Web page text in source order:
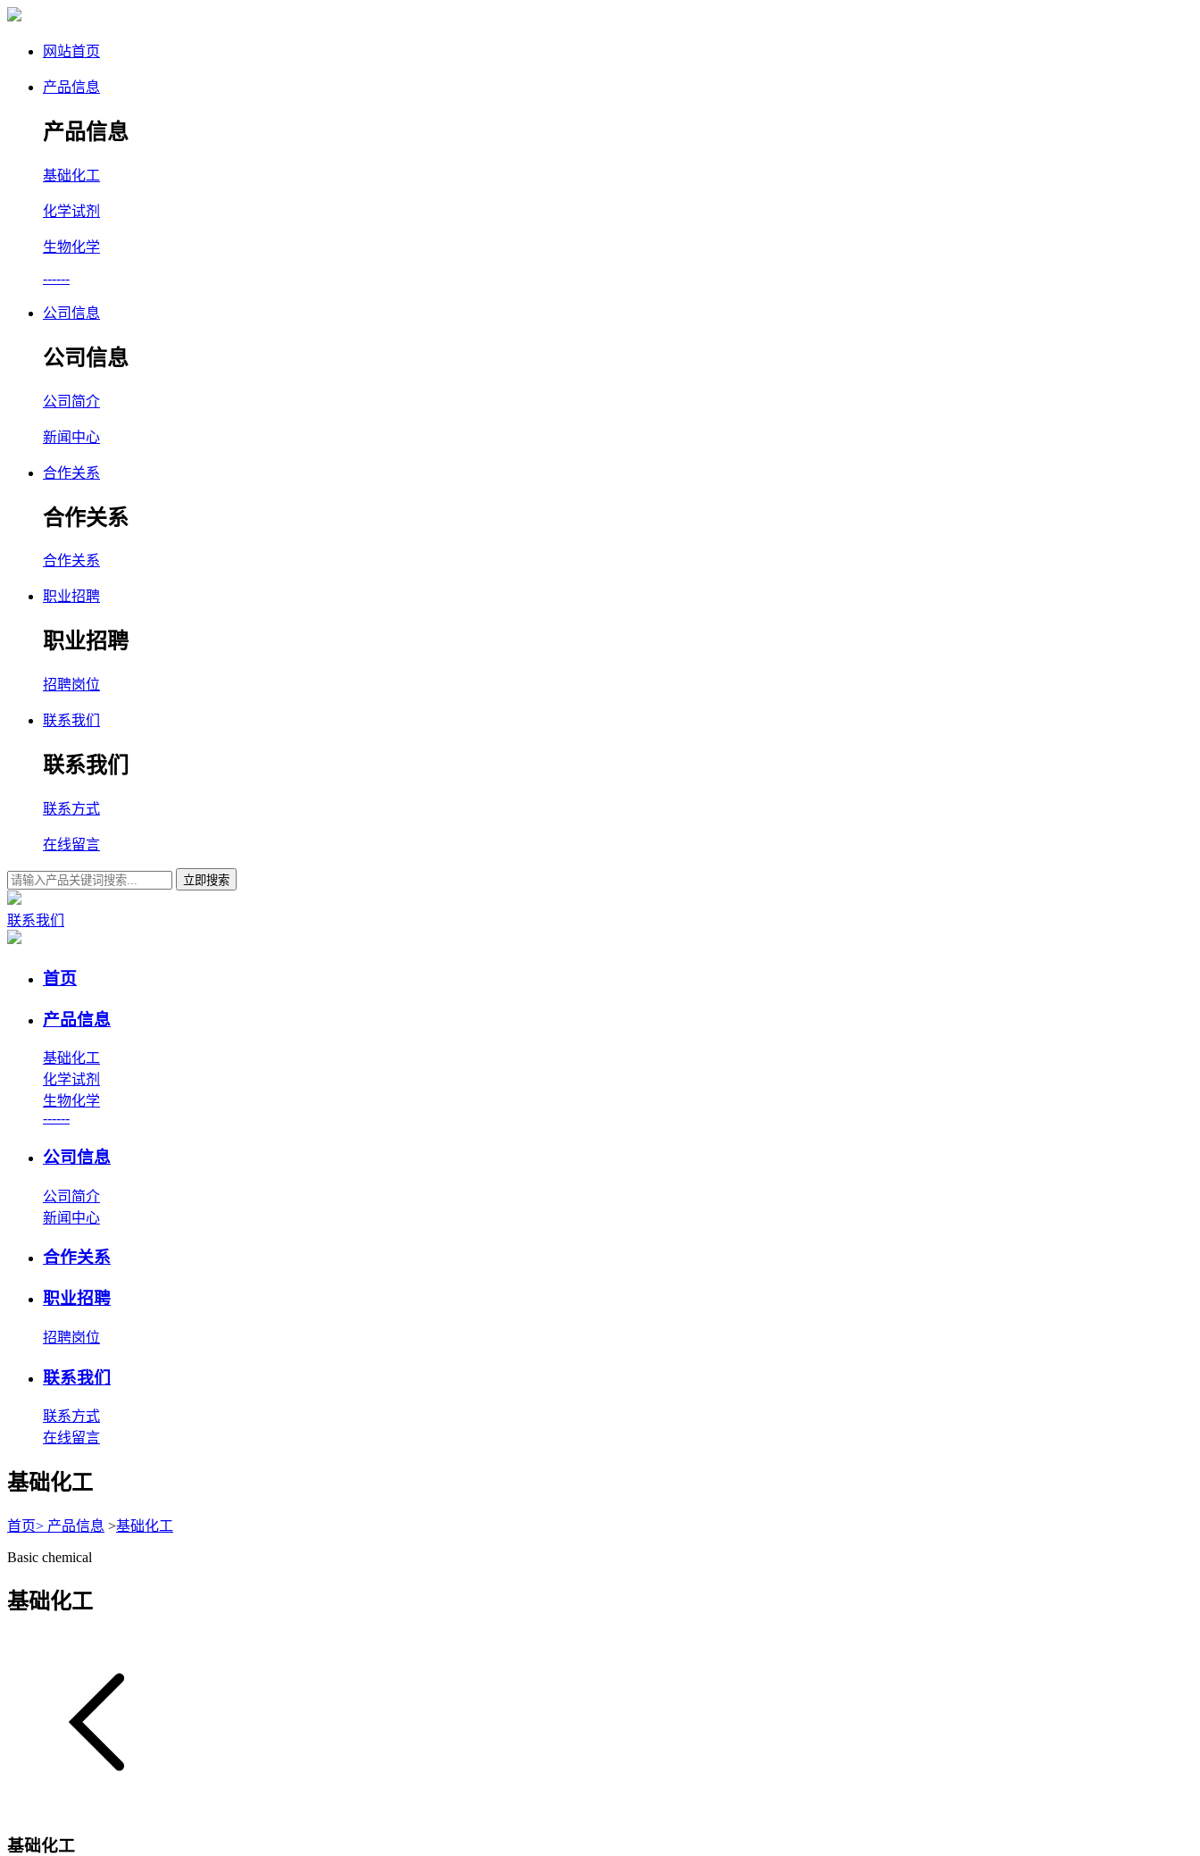
网站首页
产品信息
产品信息
基础化工
化学试剂
生物化学
------
公司信息
公司信息
公司简介
新闻中心
合作关系
合作关系
合作关系
职业招聘
职业招聘
招聘岗位
联系我们
联系我们
联系方式
在线留言
立即搜索
联系我们
首页
产品信息
基础化工
化学试剂
生物化学
------
公司信息
公司简介
新闻中心
合作关系
职业招聘
招聘岗位
联系我们
联系方式
在线留言
基础化工
首页> 产品信息 >基础化工
Basic chemical
基础化工
基础化工